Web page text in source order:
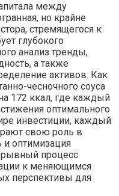
между
но крайне
стремящегося к
глубокого
анализ тренды,
а также
активов. Как
чесночного соуса
172 ккал, где каждый
оптимального
инвестиции, каждый
свою роль в
оптимизация
процесс
к меняющимся
перспективы для